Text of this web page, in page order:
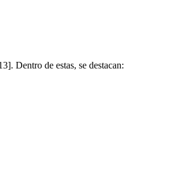
Dentro de estas, se destacan: